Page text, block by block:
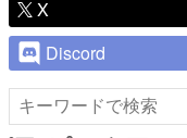
ピックアッ
電ファミのいま読まれて